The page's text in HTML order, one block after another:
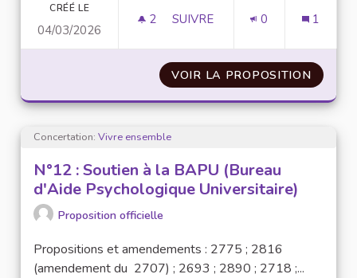
CRÉÉ LE
04/03/2026
2 2 ABONNÉS
SUIVRE 0 1
VOIR LA PROPOSITION N° 14
Concertation: Vivre ensemble
N°12 : Soutien à la BAPU (Bureau
d'Aide Psychologique Universitaire)
Proposition officielle
Propositions et amendements : 2775 ; 2816
(amendement du 2707) ; 2693 ; 2890 ; 2718 ;...